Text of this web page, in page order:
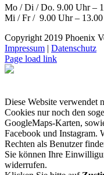
Mo / Di / Do. 9.00 Uhr –
Mi / Fr / 9.00 Uhr –
Copyright 2019 Phoenix
Impressum | Datenschutz
Page load link
Diese Website verwendet
Cookies nur noch den
GoogleMaps-Karten,
Facebook und Instagram.
Rechten als Benutzer
Sie können Ihre
widerrufen.